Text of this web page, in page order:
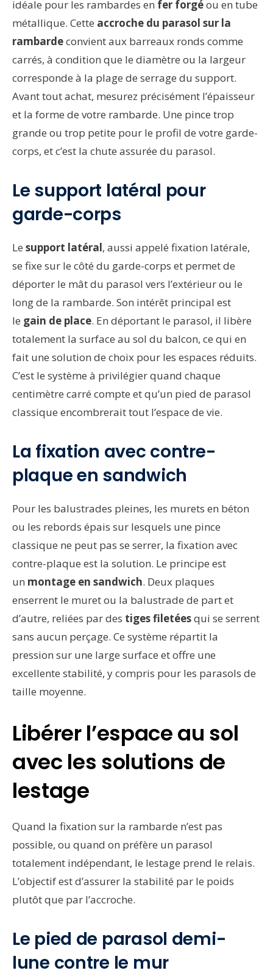
idéale pour les rambardes en fer forgéou en tube
métallique. Cette accroche du parasol sur la
rambardeconvient aux barreaux ronds comme
carrés, à condition que le diamètre ou la largeur
corresponde à la plage de serrage du support.
Avant tout achat, mesurez précisément l’épaisseur
et la forme de votre rambarde. Une pince trop
grande ou trop petite pour le profil de votre garde-
corps, et c’est la chute assurée du parasol.
Le support latéral pour
garde-corps
Le support latéral, aussi appelé fixation latérale,
se fixe sur le côté du garde-corps et permet de
déporter le mât du parasol vers l’extérieur ou le
long de la rambarde. Son intérêt principal est
le gain de place. En déportant le parasol, il libère
totalement la surface au sol du balcon, ce qui en
fait une solution de choix pour les espaces réduits.
C’est le système à privilégier quand chaque
centimètre carré compte et qu’un pied de parasol
classique encombrerait tout l’espace de vie.
La fixation avec contre-
plaque en sandwich
Pour les balustrades pleines, les murets en béton
ou les rebords épais sur lesquels une pince
classique ne peut pas se serrer, la fixation avec
contre-plaque est la solution. Le principe est
un montage en sandwich. Deux plaques
enserrent le muret ou la balustrade de part et
d’autre, reliées par des tiges filetéesqui se serrent
sans aucun perçage. Ce système répartit la
pression sur une large surface et offre une
excellente stabilité, y compris pour les parasols de
taille moyenne.
Libérer l’espace au sol
avec les solutions de
lestage
Quand la fixation sur la rambarde n’est pas
possible, ou quand on préfère un parasol
totalement indépendant, le lestage prend le relais.
L’objectif est d’assurer la stabilité par le poids
plutôt que par l’accroche.
Le pied de parasol demi-
lune contre le mur